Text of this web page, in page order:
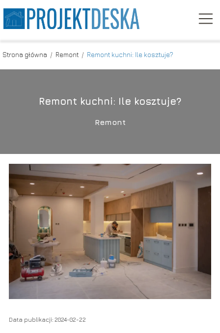
Strona główna / Remont / Remont kuchni: Ile kosztuje?
Remont kuchni: Ile kosztuje?
Remont
Data publikacji: 2024-02-22